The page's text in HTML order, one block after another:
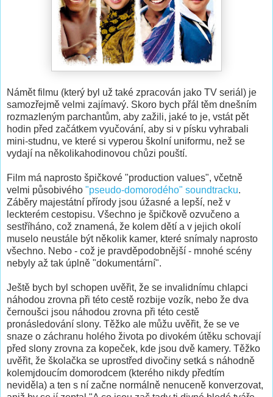
Námět filmu (který byl už také zpracován jako TV seriál) je
samozřejmě velmi zajímavý. Skoro bych přál těm dnešním
rozmazleným parchantům, aby zažili, jaké to je, vstát pět
hodin před začátkem vyučování, aby si v písku vyhrabali
mini-studnu, ve které si vyperou školní uniformu, než se
vydají na několikahodinovou chůzi pouští.
Film má naprosto špičkové "production values", včetně
velmi působivého "pseudo-domorodého" soundtracku.
Záběry majestátní přírody jsou úžasné a lepší, než v
leckterém cestopisu. Všechno je špičkově ozvučeno a
sestříháno, což znamená, že kolem dětí a v jejich okolí
muselo neustále být několik kamer, které snímaly naprosto
všechno. Nebo - což je pravděpodobnější - mnohé scény
nebyly až tak úplně "dokumentární".
Ještě bych byl schopen uvěřit, že se invalidnímu chlapci
náhodou zrovna při této cestě rozbije vozík, nebo že dva
černoušci jsou náhodou zrovna při této cestě
pronásledování slony. Těžko ale můžu uvěřit, že se ve
snaze o záchranu holého života po divokém útěku schovají
před slony zrovna za kopeček, kde jsou dvě kamery. Těžko
uvěřit, že školačka se uprostřed divočiny setká s náhodně
kolemjdoucím domorodcem (kterého nikdy předtím
neviděla) a ten s ní začne normálně nenuceně konverzovat,